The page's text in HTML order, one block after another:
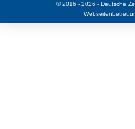
© 2016 - 2026 - Deutsche